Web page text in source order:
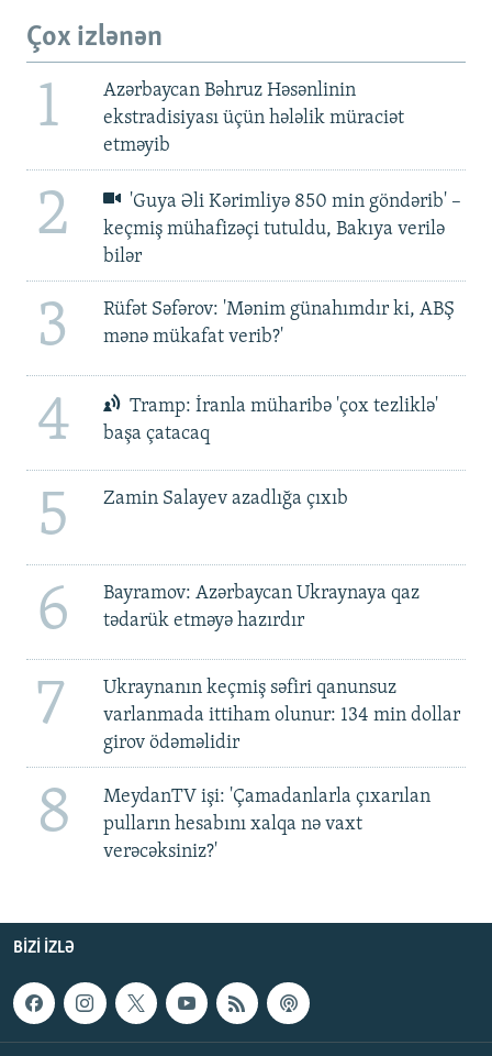
Çox izlənən
1
Azərbaycan Bəhruz Həsənlinin
ekstradisiyası üçün hələlik müraciət
etməyib
2
'Guya Əli Kərimliyə 850 min göndərib' –
keçmiş mühafizəçi tutuldu, Bakıya verilə
bilər
3
Rüfət Səfərov: 'Mənim günahımdır ki, ABŞ
mənə mükafat verib?'
4
Tramp: İranla müharibə 'çox tezliklə'
başa çatacaq
5 Zamin Salayev azadlığa çıxıb
6
Bayramov: Azərbaycan Ukraynaya qaz
tədarük etməyə hazırdır
7
Ukraynanın keçmiş səfiri qanunsuz
varlanmada ittiham olunur: 134 min dollar
girov ödəməlidir
8
MeydanTV işi: 'Çamadanlarla çıxarılan
pulların hesabını xalqa nə vaxt
verəcəksiniz?'
BIZI IZLƏ